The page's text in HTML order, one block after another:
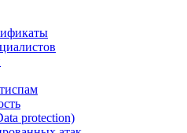
protection)